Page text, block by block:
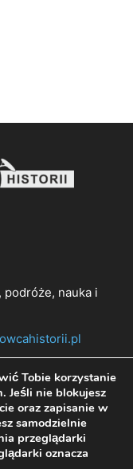
nauka i
Tobie korzystanie
Jeśli nie blokujesz
oraz zapisanie w
samodzielnie
przeglądarki
oznacza